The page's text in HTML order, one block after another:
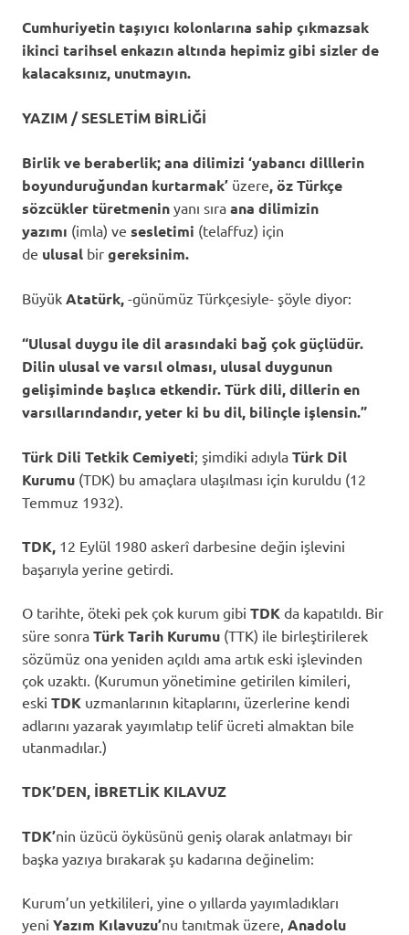
Cumhuriyetin taşıyıcı kolonlarına sahip çıkmazsak
ikinci tarihsel enkazın altında hepimiz gibi sizler de
kalacaksınız, unutmayın.
YAZIM / SESLETİM BİRLİĞİ
Birlik ve beraberlik;ana dilimizi ‘yabancı dilllerin
boyunduruğundan kurtarmak’ üzere, öz Türkçe
sözcükler türetmenin yanı sıra ana dilimizin
yazımı (imla) ve sesletimi (telaffuz) için
de ulusal bir gereksinim.
Büyük Atatürk, -günümüz Türkçesiyle- şöyle diyor:
“Ulusal duygu ile dil arasındaki bağ çok güçlüdür.
Dilin ulusal ve varsıl olması, ulusal duygunun
gelişiminde başlıca etkendir. Türk dili, dillerin en
varsıllarındandır, yeter ki bu dil, bilinçle işlensin.”
Türk Dili Tetkik Cemiyeti; şimdiki adıyla Türk Dil
Kurumu (TDK) bu amaçlara ulaşılması için kuruldu (12
Temmuz 1932).
TDK, 12 Eylül 1980 askerî darbesine değin işlevini
başarıyla yerine getirdi.
O tarihte, öteki pek çok kurum gibi TDK da kapatıldı. Bir
süre sonra Türk Tarih Kurumu (TTK) ile birleştirilerek
sözümüz ona yeniden açıldı ama artık eski işlevinden
çok uzaktı. (Kurumun yönetimine getirilen kimileri,
eski TDK uzmanlarının kitaplarını, üzerlerine kendi
adlarını yazarak yayımlatıp telif ücreti almaktan bile
utanmadılar.)
TDK’DEN, İBRETLİK KILAVUZ
TDK’nin üzücü öyküsünü geniş olarak anlatmayı bir
başka yazıya bırakarak şu kadarına değinelim:
Kurum’un yetkilileri, yine o yıllarda yayımladıkları
yeni Yazım Kılavuzu’nu tanıtmak üzere, Anadolu